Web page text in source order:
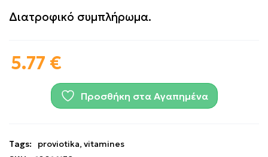
Διατροφικό συμπλήρωμα.
5.77 €
Προσθήκη στα Αγαπημένα
Tags: proviotika, vitamines